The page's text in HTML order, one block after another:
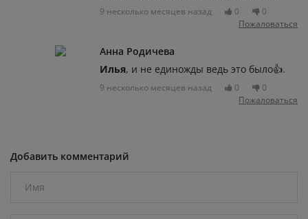
9 несколько месяцев назад 0
0
Пожаловаться
Анна Родичева
Илья, и не единожды ведь это было👍.
9 несколько месяцев назад 0
0
Пожаловаться
Добавить комментарий